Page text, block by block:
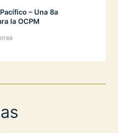
– Una 8a
la OCPM